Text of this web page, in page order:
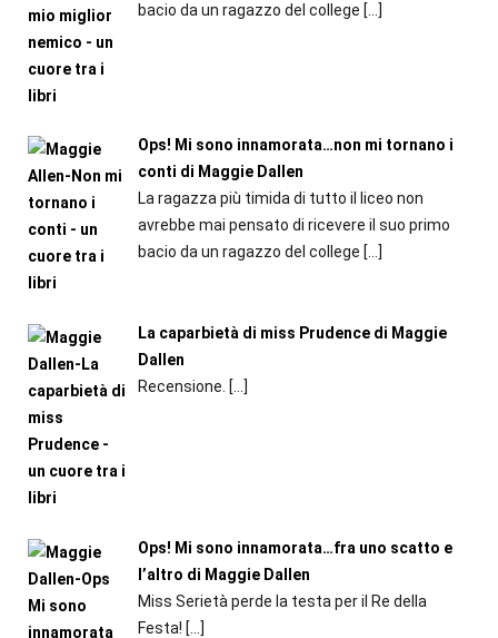
bacio da un ragazzo del college […]
Ops! Mi sono innamorata…non mi tornano i
conti di Maggie Dallen
La ragazza più timida di tutto il liceo non
avrebbe mai pensato di ricevere il suo primo
bacio da un ragazzo del college […]
La caparbietà di miss Prudence di Maggie
Dallen
Recensione. […]
Ops! Mi sono innamorata…fra uno scatto e
l’altro di Maggie Dallen
Miss Serietà perde la testa per il Re della
Festa! […]